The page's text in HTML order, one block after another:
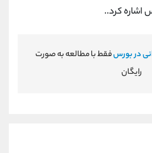
اشاره کرد..
در بورسفقط با مطالعه به صورت
رایگان